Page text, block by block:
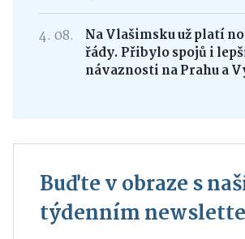
4. 08.
Na Vlašimsku už platí
řády. Přibylo spojů i
návaznosti na Prahu a
Buďte v obraze s
týdenním